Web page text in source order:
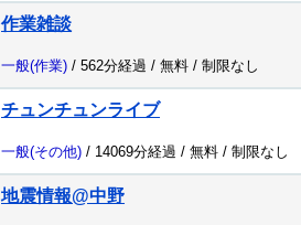
作業雑談
一般(作業) / 562分経過 / 無料 / 制限なし
チュンチュンライブ
一般(その他) / 14069分経過 / 無料 / 制限なし
地震情報@中野